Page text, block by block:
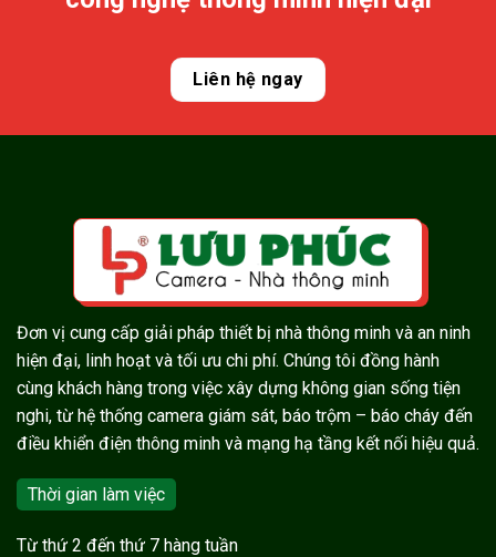
Liên hệ ngay
Đơn vị cung cấp giải pháp thiết bị nhà thông minh và an ninh
hiện đại, linh hoạt và tối ưu chi phí. Chúng tôi đồng hành
cùng khách hàng trong việc xây dựng không gian sống tiện
nghi, từ hệ thống camera giám sát, báo trộm – báo cháy đến
điều khiển điện thông minh và mạng hạ tầng kết nối hiệu quả.
Thời gian làm việc
Từ thứ 2 đến thứ 7 hàng tuần